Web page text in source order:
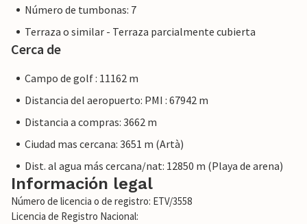
Número de tumbonas: 7
Terraza o similar - Terraza parcialmente cubierta
Cerca de
Campo de golf : 11162 m
Distancia del aeropuerto: PMI : 67942 m
Distancia a compras: 3662 m
Ciudad mas cercana: 3651 m (Artà)
Dist. al agua más cercana/nat: 12850 m (Playa de arena)
Información legal
Número de licencia o de registro: ETV/3558
Licencia de Registro Nacional: